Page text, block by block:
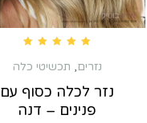
נזרים, תכשיטי כלה
נזר לכלה כסוף עם
פנינים – דנה